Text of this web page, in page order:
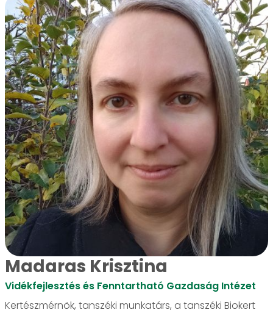
Madaras Krisztina
Vidékfejlesztés és Fenntartható Gazdaság Intézet
Kertészmérnök, tanszéki munkatárs, a tanszéki Biokert